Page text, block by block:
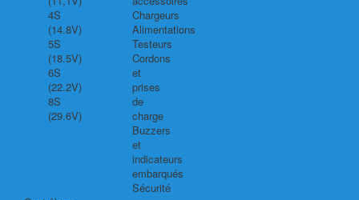
4S
(14.8V)
5S
(18.5V)
6S
(22.2V)
8S
(29.6V)
Chargeurs
Alimentations
Testeurs
Cordons
et
prises
de
charge
Buzzers
et
indicateurs
embarqués
Sécurité